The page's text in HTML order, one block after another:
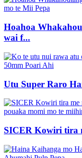
Hoahoa
wai f...
Utu Super Raro
SICER Kowiri tira